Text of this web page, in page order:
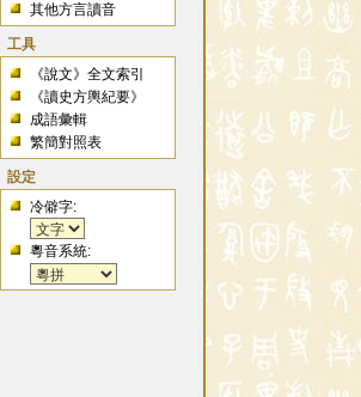
其他方言讀音
工具
《說文》全文索引
《讀史方輿紀要》
成語彙輯
繁簡對照表
設定
冷僻字:
粵音系統: